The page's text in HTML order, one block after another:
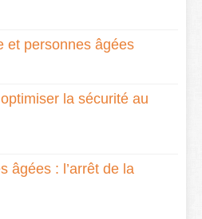
et personnes âgées
la sécurité au
âgées : l’arrêt de la